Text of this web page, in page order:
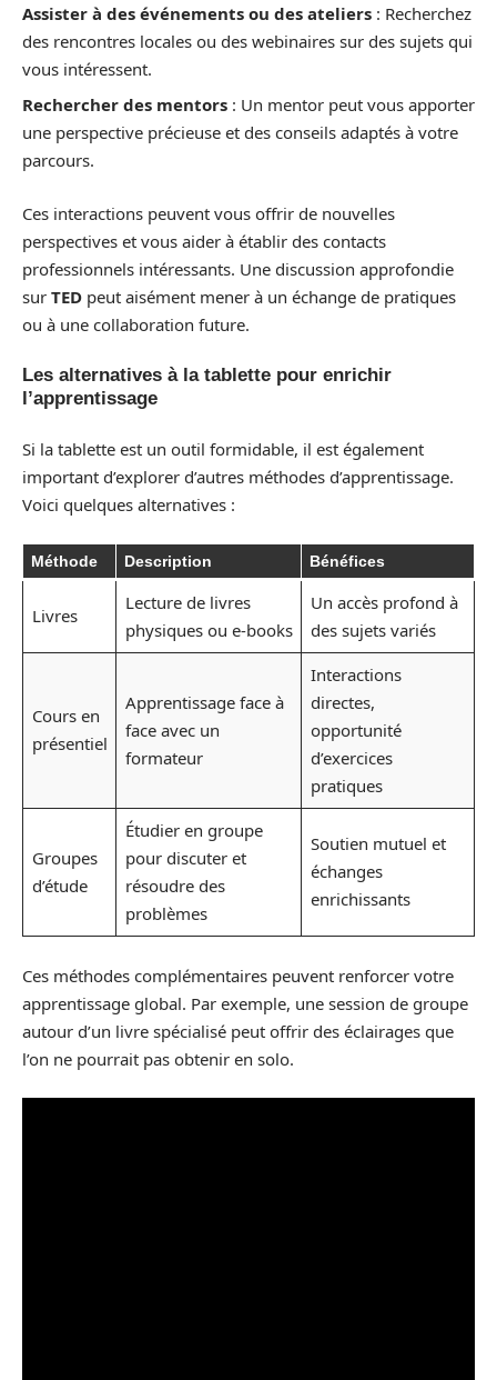
Assister à des événements ou des ateliers : Recherchez
des rencontres locales ou des webinaires sur des sujets qui
vous intéressent.
Rechercher des mentors : Un mentor peut vous apporter
une perspective précieuse et des conseils adaptés à votre
parcours.
Ces interactions peuvent vous offrir de nouvelles
perspectives et vous aider à établir des contacts
professionnels intéressants. Une discussion approfondie
sur TED peut aisément mener à un échange de pratiques
ou à une collaboration future.
Les alternatives à la tablette pour enrichir
l’apprentissage
Si la tablette est un outil formidable, il est également
important d’explorer d’autres méthodes d’apprentissage.
Voici quelques alternatives :
Méthode Description Bénéfices
Livres
Lecture de livres
physiques ou e-books
Un accès profond à
des sujets variés
Cours en
présentiel
Apprentissage face à
face avec un
formateur
Interactions
directes,
opportunité
d’exercices
pratiques
Groupes
d’étude
Étudier en groupe
pour discuter et
résoudre des
problèmes
Soutien mutuel et
échanges
enrichissants
Ces méthodes complémentaires peuvent renforcer votre
apprentissage global. Par exemple, une session de groupe
autour d’un livre spécialisé peut offrir des éclairages que
l’on ne pourrait pas obtenir en solo.